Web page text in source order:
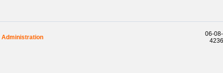
Administration
06-